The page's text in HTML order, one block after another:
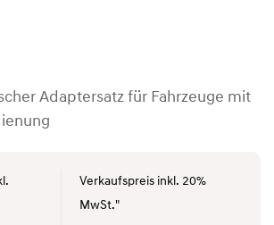
Adaptersatz für Fahrzeuge mit
Verkaufspreis inkl. 20%
MwSt."